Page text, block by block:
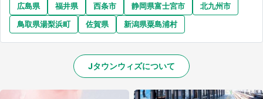
広島県 福井県 西条市 静岡県富士宮市
北九州市
鳥取県湯梨浜町
佐賀県 新潟県粟島浦村
Jタウンウィズについて